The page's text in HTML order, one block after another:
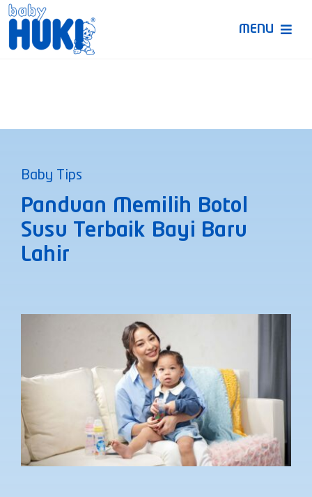
Skip
content
MENU
Baby Tips
Panduan Memilih Botol
Susu Terbaik Bayi Baru
Lahir